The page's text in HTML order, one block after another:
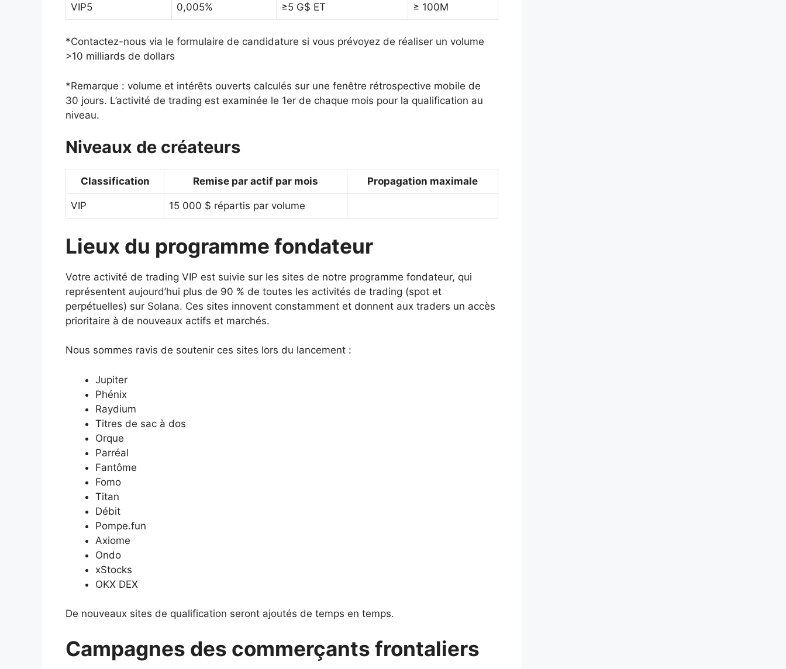
VIP5 0,005% ≥5 G$ ET ≥ 100M
*Contactez-nous via le formulaire de candidature si vous prévoyez de réaliser un volume
>10 milliards de dollars
*Remarque : volume et intérêts ouverts calculés sur une fenêtre rétrospective mobile de
30 jours. L’activité de trading est examinée le 1er de chaque mois pour la qualification au
niveau.
Niveaux de créateurs
Classification Remise par actif par mois Propagation maximale
VIP 15 000 $ répartis par volume
Lieux du programme fondateur
Votre activité de trading VIP est suivie sur les sites de notre programme fondateur, qui
représentent aujourd’hui plus de 90 % de toutes les activités de trading (spot et
perpétuelles) sur Solana. Ces sites innovent constamment et donnent aux traders un accès
prioritaire à de nouveaux actifs et marchés.
Nous sommes ravis de soutenir ces sites lors du lancement :
Jupiter
Phénix
Raydium
Titres de sac à dos
Orque
Parréal
Fantôme
Fomo
Titan
Débit
Pompe.fun
Axiome
Ondo
xStocks
OKX DEX
De nouveaux sites de qualification seront ajoutés de temps en temps.
Campagnes des commerçants frontaliers